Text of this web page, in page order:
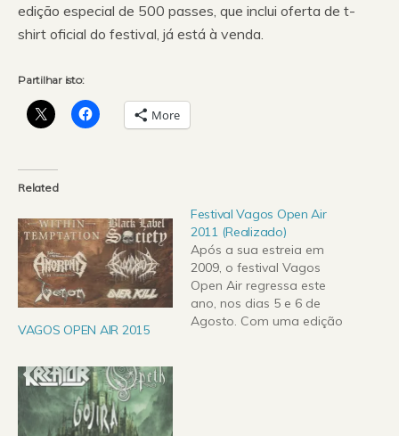
edição especial de 500 passes, que inclui oferta de t-
shirt oficial do festival, já está à venda.
Partilhar isto:
More
Related
VAGOS OPEN AIR 2015
Festival Vagos Open Air
2011 (Realizado)
Após a sua estreia em
2009, o festival Vagos
Open Air regressa este
ano, nos dias 5 e 6 de
Agosto. Com uma edição